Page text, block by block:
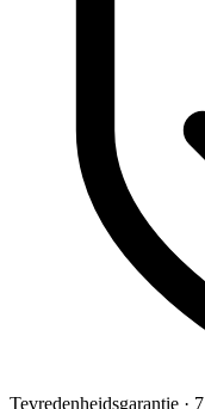
Tevredenheidsgarantie ·